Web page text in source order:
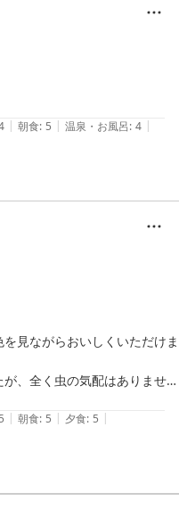
| 朝食: 5 | 温泉・お風呂: 4 |
見ながらおいしくいただけま
、全く虫の気配はありません
5 | 朝食: 5 | 夕食: 5 |